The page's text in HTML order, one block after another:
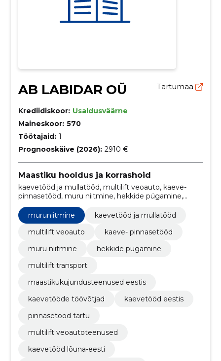
AB LABIDAR OÜ Tartumaa
Krediidiskoor: Usaldusväärne
Maineskoor: 570
Töötajaid: 1
Prognooskäive (2026): 2910 €
Maastiku hooldus ja korrashoid
kaevetööd ja mullatööd, multilift veoauto, kaeve-
pinnasetööd, muru niitmine, hekkide pügamine,
multilift transport, maastikukujundusteenused Eestis,
kaevetööde töövõtjad, kaevetööd Eestis,
pinnasetööd Tartu
muruniitmine
kaevetööd ja mullatööd
multilift veoauto
kaeve- pinnasetööd
muru niitmine
hekkide pügamine
multilift transport
maastikukujundusteenused eestis
kaevetööde töövõtjad
kaevetööd eestis
pinnasetööd tartu
multilift veoautoteenused
kaevetööd lõuna-eesti